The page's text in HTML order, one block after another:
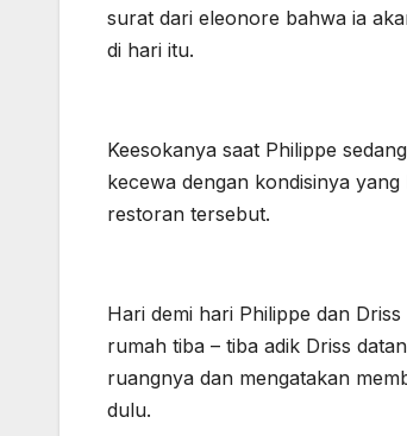
surat dari eleonore bahwa ia
di hari itu.
Keesokanya saat Philippe
kecewa dengan kondisinya
restoran tersebut.
Hari demi hari Philippe dan
rumah tiba – tiba adik Driss
ruangnya dan mengatakan
dulu.